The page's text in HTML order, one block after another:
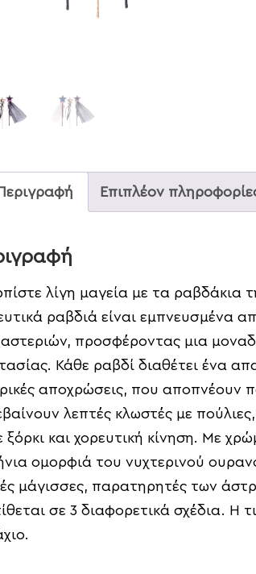
Επιπλέον
λίγη μαγεία με τα ραβδάκια
ραβδιά είναι εμπνευσμένα
προσφέροντας μια
Κάθε ραβδί διαθέτει ένα
αποχρώσεις, που αποπνέουν
λεπτές κλωστές με
ξόρκι και χορευτική κίνηση. Με
ομορφιά του νυχτερινού
μάγισσες, παρατηρητές των
σε 3 διαφορετικά σχέδια.